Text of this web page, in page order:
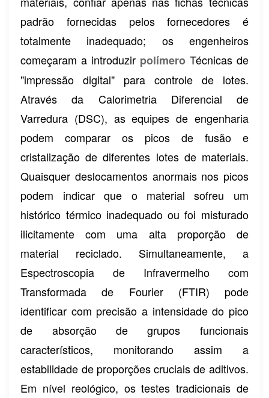
padrão fornecidas pelos fornecedores é
totalmente inadequado; os engenheiros
começaram a introduzir polímeroTécnicas de
"impressão digital" para controle de lotes.
Através da Calorimetria Diferencial de
Varredura (DSC), as equipes de engenharia
podem comparar os picos de fusão e
cristalização de diferentes lotes de materiais.
Quaisquer deslocamentos anormais nos picos
podem indicar que o material sofreu um
histórico térmico inadequado ou foi misturado
ilicitamente com uma alta proporção de
material reciclado. Simultaneamente, a
Espectroscopia de Infravermelho com
Transformada de Fourier (FTIR) pode
identificar com precisão a intensidade do pico
de absorção de grupos funcionais
característicos, monitorando assim a
estabilidade de proporções cruciais de aditivos.
Em nível reológico, os testes tradicionais de